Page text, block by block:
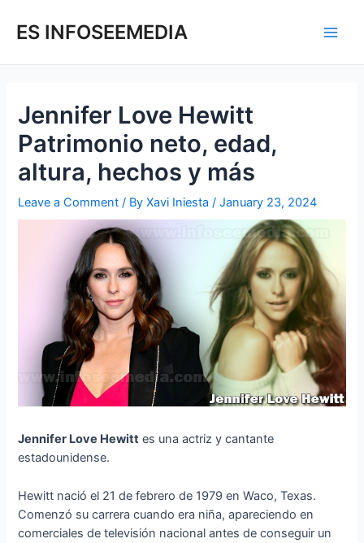
ES INFOSEEMEDIA
Jennifer Love Hewitt
Patrimonio neto, edad,
altura, hechos y más
Leave a Comment / ByXavi Iniesta/January 23, 2024
Jennifer Love Hewitt es una actriz y cantante
estadounidense.
Hewitt nació el 21 de febrero de 1979 en Waco, Texas.
Comenzó su carrera cuando era niña, apareciendo en
comerciales de televisión nacional antes de conseguir un
navigation